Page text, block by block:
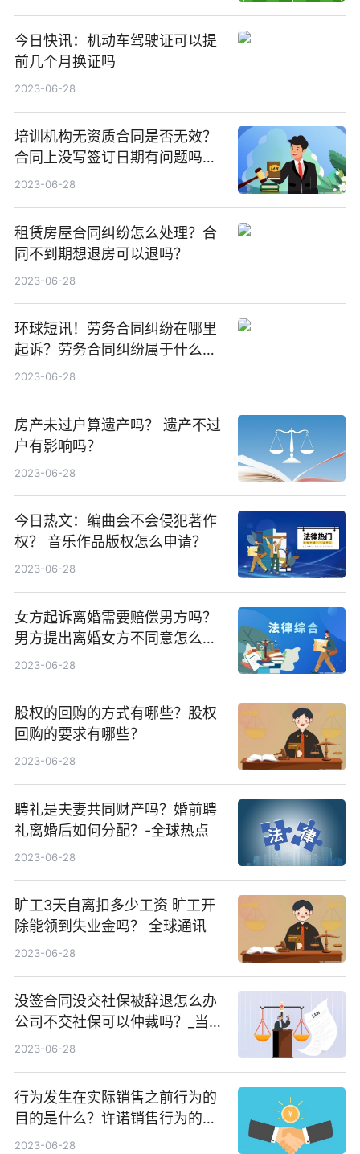
今日快讯：机动车驾驶证可以提
前几个月换证吗
2023-06-28
培训机构无资质合同是否无效？
合同上没写签订日期有问题吗？
今日视点
2023-06-28
租赁房屋合同纠纷怎么处理？合
同不到期想退房可以退吗？
2023-06-28
环球短讯！劳务合同纠纷在哪里
起诉？劳务合同纠纷属于什么纠
纷？
2023-06-28
房产未过户算遗产吗？ 遗产不过
户有影响吗？
2023-06-28
今日热文：编曲会不会侵犯著作
权？ 音乐作品版权怎么申请？
2023-06-28
女方起诉离婚需要赔偿男方吗？
男方提出离婚女方不同意怎么
办？
2023-06-28
股权的回购的方式有哪些？股权
回购的要求有哪些？
2023-06-28
聘礼是夫妻共同财产吗？婚前聘
礼离婚后如何分配？-全球热点
2023-06-28
旷工3天自离扣多少工资 旷工开
除能领到失业金吗？ 全球通讯
2023-06-28
没签合同没交社保被辞退怎么办
公司不交社保可以仲裁吗？_当前
时讯
2023-06-28
行为发生在实际销售之前行为的
目的是什么？许诺销售行为的特
征有哪些？ 焦点热议
2023-06-28